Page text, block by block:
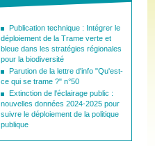
Publication technique : Intégrer le
déploiement de la Trame verte et
bleue dans les stratégies régionales
pour la biodiversité
Parution de la lettre d'info "Qu'est-
ce qui se trame ?" n°50
Extinction de l'éclairage public :
nouvelles données 2024-2025 pour
suivre le déploiement de la politique
publique